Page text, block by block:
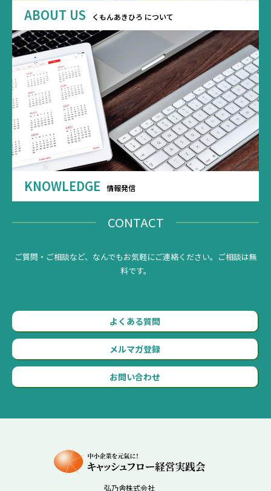
ABOUT US くもんあきひろ について
KNOWLEDGE 情報発信
CONTACT
ご質問・ご相談など、なんでもお気軽にご連絡ください。ご相談は無
料です。
よくある質問
メルマガ登録
お問い合わせ
弘乃舎株式会社